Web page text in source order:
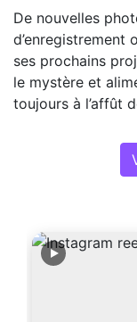
De nouvelles
d’enregistrement
ses prochains
le mystère et
toujours à l’affût